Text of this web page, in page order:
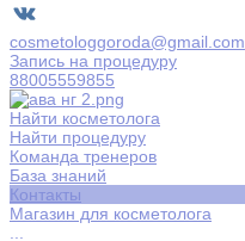
cosmetologgoroda@gmail.com
Запись на процедуру
88005559855
Найти косметолога
Найти процедуру
Команда тренеров
База знаний
Контакты
Магазин для косметолога